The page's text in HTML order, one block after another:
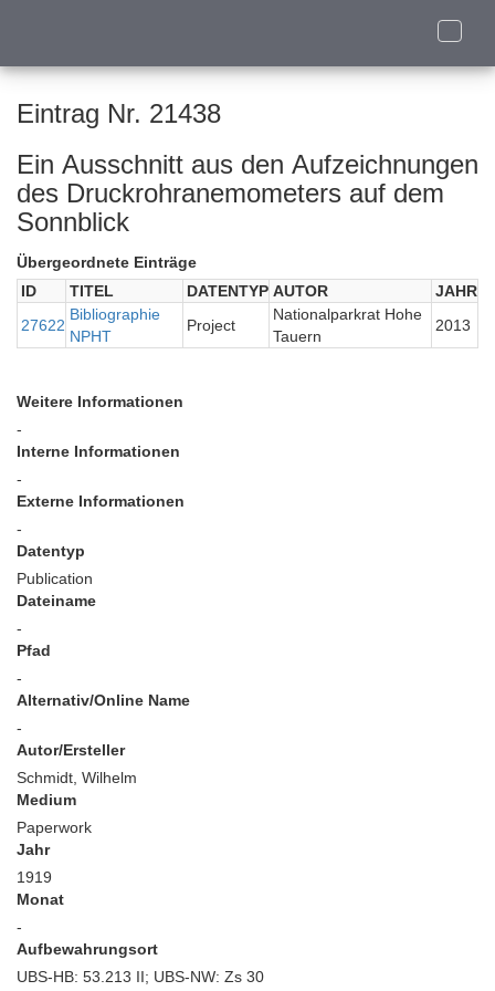
Toggle
Eintrag Nr. 21438
Ein Ausschnitt aus den Aufzeichnungen
des Druckrohranemometers auf dem
Sonnblick
Übergeordnete Einträge
ID
TITEL DATENTYP AUTOR
JAHR
27622
Bibliographie
NPHT
Project
Nationalparkrat Hohe
Tauern
2013
Weitere Informationen
-
Interne Informationen
-
Externe Informationen
-
Datentyp
Publication
Dateiname
-
Pfad
-
Alternativ/Online Name
-
Autor/Ersteller
Schmidt, Wilhelm
Medium
Paperwork
Jahr
1919
Monat
-
Aufbewahrungsort
UBS-HB: 53.213 II; UBS-NW: Zs 30